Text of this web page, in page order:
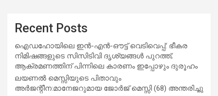
Recent Posts
ഐഡഹോയിലെ ഇൻ-എൻ-ഔട്ട് വെടിവെപ്പ്: ഭീകര
നിമിഷങ്ങളുടെ സിസിടിവി ദൃശ്യങ്ങൾ പുറത്ത്;
ആക്രമണത്തിന് പിന്നിലെ കാരണം ഇപ്പോഴും ദുരൂഹം
ലയണൽ മെസ്സിയുടെ പിതാവും
അർജന്റീന:മാനേജറുമായ ജോർജ് മെസ്സി (68) അന്തരിച്ചു